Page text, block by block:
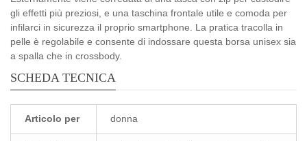
gli effetti più preziosi, e una taschina frontale utile e comoda per
infilarci in sicurezza il proprio smartphone. La pratica tracolla in
pelle è regolabile e consente di indossare questa borsa unisex sia
a spalla che in crossbody.
SCHEDA TECNICA
Articolo per donna